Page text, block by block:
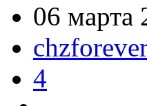
06 марта
4